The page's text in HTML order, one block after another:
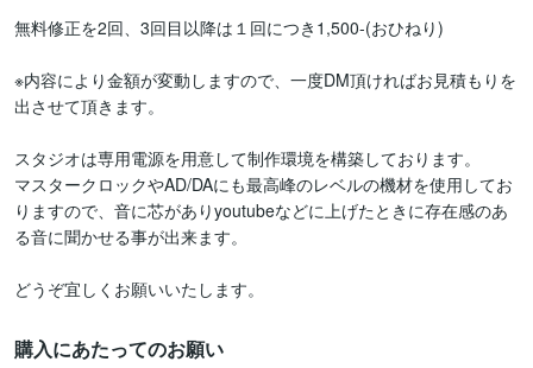
無料修正を2回、3回目以降は１回につき1,500-(おひねり)
※内容により金額が変動しますので、一度DM頂ければお見積もりを
出させて頂きます。
スタジオは専用電源を用意して制作環境を構築しております。
マスタークロックやAD/DAにも最高峰のレベルの機材を使用してお
りますので、音に芯がありyoutubeなどに上げたときに存在感のあ
る音に聞かせる事が出来ます。
どうぞ宜しくお願いいたします。
購入にあたってのお願い